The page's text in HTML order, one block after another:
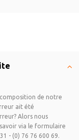
de notre
ait été
Alors nous
via le formulaire
- (0) 76 76 600 69.